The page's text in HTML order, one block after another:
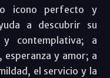
icono perfecto y
a descubrir su
y contemplativa; a
y amor; a
el servicio y la